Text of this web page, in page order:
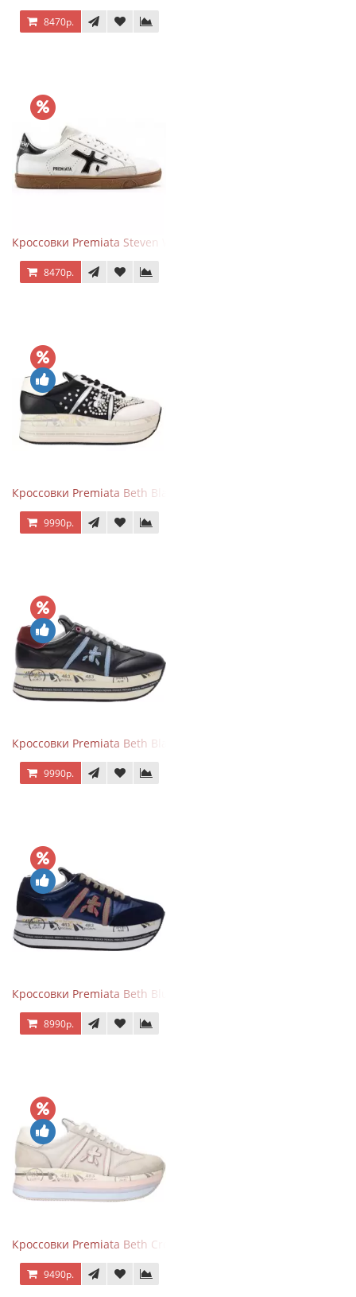
8470р.
Кроссовки Premiata Steven White Black
8470р.
Кроссовки Premiata Beth Black White
9990р.
Кроссовки Premiata Beth Black Blue
9990р.
Кроссовки Premiata Beth Blue White
8990р.
Кроссовки Premiata Beth Cream Sand
9490р.